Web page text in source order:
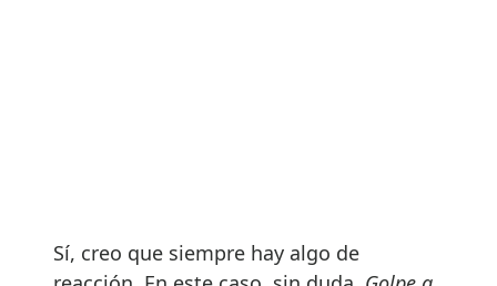
Sí, creo que siempre hay algo de